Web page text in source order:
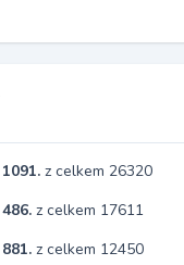
1091. z celkem 26320
486. z celkem 17611
881. z celkem 12450